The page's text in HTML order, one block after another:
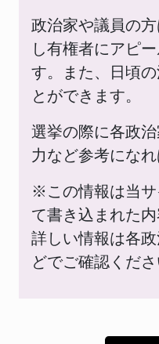
政治家や議員の
し有権者にアピ
す。また、日頃
とができます。
選挙の際に各政
力など参考になれ
※この情報は当サ
て書き込まれた
詳しい情報は各
どでご確認くださ